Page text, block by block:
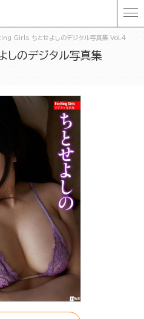
Girls ちとせよしのデジタル写真集 Vol.4
のデジタル写真集